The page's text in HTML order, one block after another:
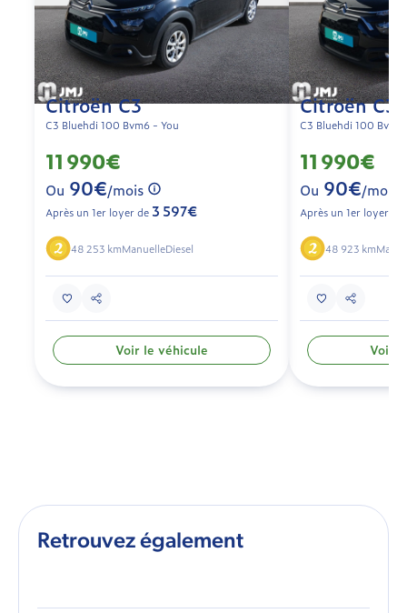
Citroën C3
C3 Bluehdi 100 Bvm6 - You
11 990€
Ou 90€/mois
Après un 1er loyer de 3 597€
48 253 kmManuelleDiesel
Voir le véhicule
Citroën C3
C3 Bluehdi 100
11 990€
Ou 90€/mois
Après un 1er loyer de
48 923 km
Voir
Retrouvez également